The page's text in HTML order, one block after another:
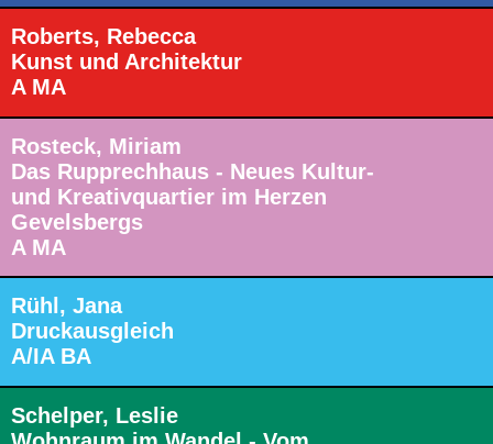
Roberts, Rebecca
Kunst und Architektur
A MA
Rosteck, Miriam
Das Rupprechhaus - Neues Kultur-
und Kreativquartier im Herzen
Gevelsbergs
A MA
Rühl, Jana
Druckausgleich
A/IA BA
Schelper, Leslie